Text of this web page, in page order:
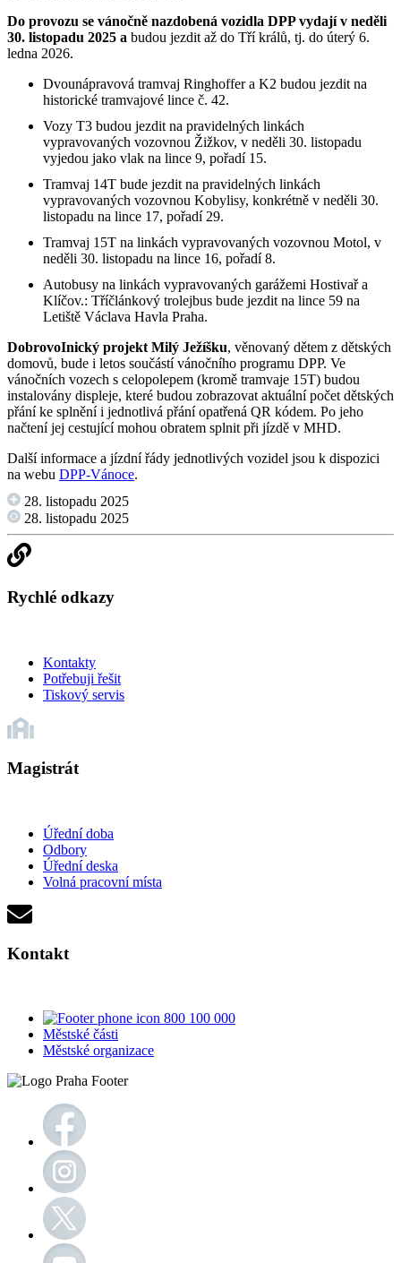
Do provozu se vánočně nazdobená vozidla DPP vydají v neděli
30. listopadu 2025 a budou jezdit až do Tří králů, tj. do úterý 6.
ledna 2026.
Dvounápravová tramvaj Ringhoffer a K2 budou jezdit na
historické tramvajové lince č. 42.
Vozy T3 budou jezdit na pravidelných linkách
vypravovaných vozovnou Žižkov, v neděli 30. listopadu
vyjedou jako vlak na lince 9, pořadí 15.
Tramvaj 14T bude jezdit na pravidelných linkách
vypravovaných vozovnou Kobylisy, konkrétně v neděli 30.
listopadu na lince 17, pořadí 29.
Tramvaj 15T na linkách vypravovaných vozovnou Motol, v
neděli 30. listopadu na lince 16, pořadí 8.
Autobusy na linkách vypravovaných garážemi Hostivař a
Klíčov.: Tříčlánkový trolejbus bude jezdit na lince 59 na
Letiště Václava Havla Praha.
DobrovoInický projekt Milý Ježíšku, věnovaný dětem z dětských
domovů, bude i letos součástí vánočního programu DPP. Ve
vánočních vozech s celopolepem (kromě tramvaje 15T) budou
instalovány displeje, které budou zobrazovat aktuální počet dětských
přání ke splnění i jednotlivá přání opatřená QR kódem. Po jeho
načtení jej cestující mohou obratem splnit při jízdě v MHD.
Další informace a jízdní řády jednotlivých vozidel jsou k dispozici
na webu DPP-Vánoce.
28. listopadu 2025
28. listopadu 2025
Rychlé odkazy
Kontakty
Potřebuji řešit
Tiskový servis
Magistrát
Úřední doba
Odbory
Úřední deska
Volná pracovní místa
Kontakt
800 100 000
Městské části
Městské organizace